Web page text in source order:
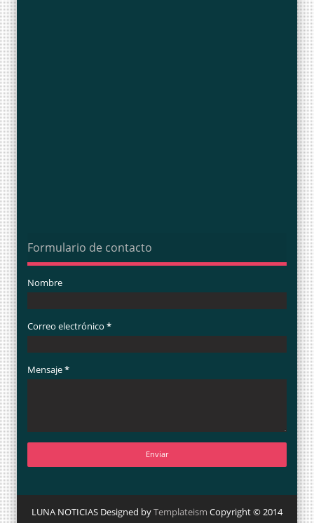
Formulario de contacto
Nombre
Correo electrónico *
Mensaje*
LUNA NOTICIAS Designed byTemplateism Copyright © 2014